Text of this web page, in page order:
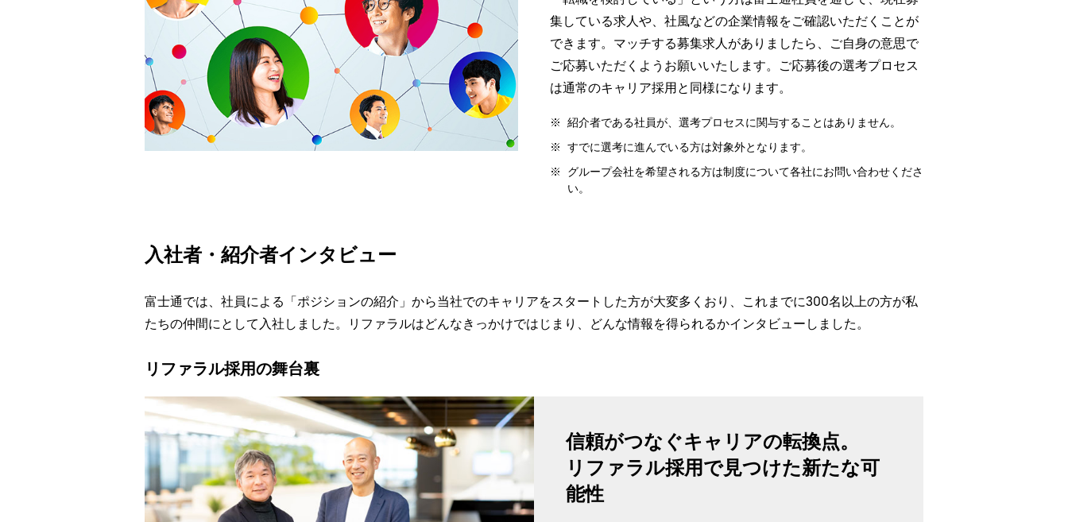
集している求人や、社風などの企業情報をご確認いただくことが
できます。マッチする募集求人がありましたら、ご自身の意思で
ご応募いただくようお願いいたします。ご応募後の選考プロセス
は通常のキャリア採用と同様になります。
※ 紹介者である社員が、選考プロセスに関与することはありません。
※ すでに選考に進んでいる方は対象外となります。
※
グループ会社を希望される方は制度について各社にお問い合わせくださ
い。
入社者・紹介者インタビュー
富士通では、社員による「ポジションの紹介」から当社でのキャリアをスタートした方が大変多くおり、これまでに300名以上の方が私
たちの仲間にとして入社しました。リファラルはどんなきっかけではじまり、どんな情報を得られるかインタビューしました。
リファラル採用の舞台裏
信頼がつなぐキャリアの転換点。
リファラル採用で見つけた新たな可
能性